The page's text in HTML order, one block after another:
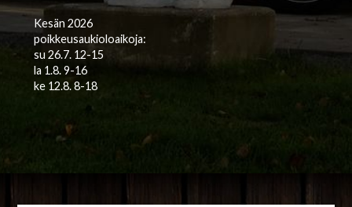
Kesän 2026
poikkeusaukioloaikoja:
su 26.7. 12-15
la 1.8. 9-16
ke 12.8. 8-18